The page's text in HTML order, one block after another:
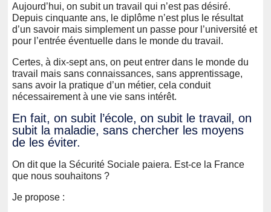
Aujourd’hui, on subit un travail qui n’est pas désiré.
Depuis cinquante ans, le diplôme n’est plus le résultat
d’un savoir mais simplement un passe pour l’université et
pour l’entrée éventuelle dans le monde du travail.
Certes, à dix-sept ans, on peut entrer dans le monde du
travail mais sans connaissances, sans apprentissage,
sans avoir la pratique d’un métier, cela conduit
nécessairement à une vie sans intérêt.
En fait, on subit l’école, on subit le travail, on
subit la maladie, sans chercher les moyens
de les éviter.
On dit que la Sécurité Sociale paiera. Est-ce la France
que nous souhaitons ?
Je propose :